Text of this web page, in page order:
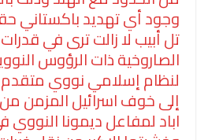
وجود أي تهديد باكستاني
تل أبيب لا زالت ترى في
الصاروخية ذات الرؤوس
لنظام إسلامي نووي متقدم
إلى خوف اسرائيل المزمن
اباد لمفاعل ديمونا